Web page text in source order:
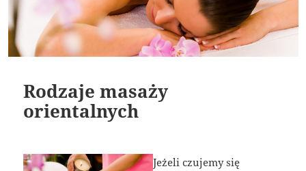
Rodzaje masaży
orientalnych
Jeżeli czujemy się